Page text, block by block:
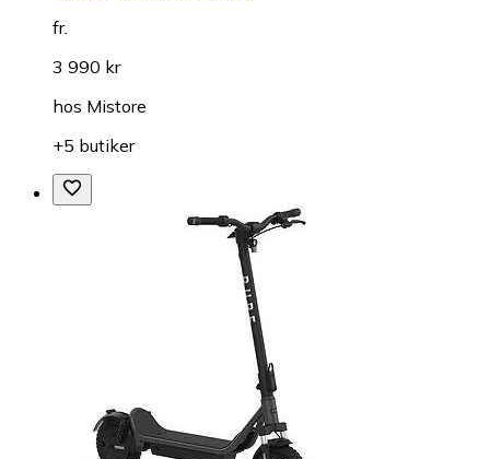
fr.
3 990 kr
hos Mistore
+5 butiker